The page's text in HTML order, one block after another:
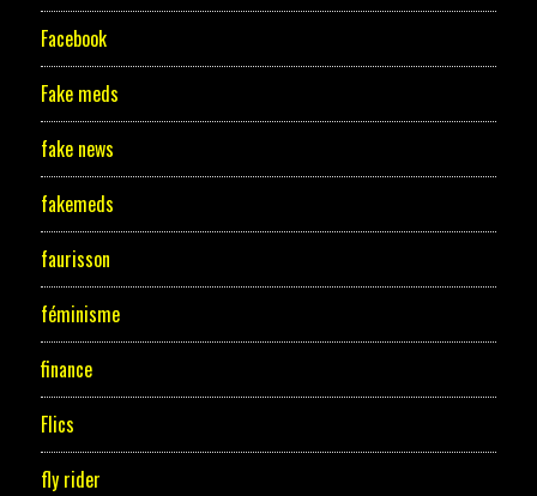
Facebook
Fake meds
fake news
fakemeds
faurisson
féminisme
finance
Flics
fly rider